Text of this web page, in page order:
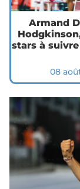
Armand
stars à
08